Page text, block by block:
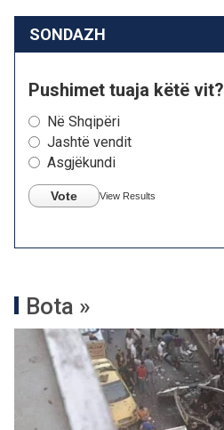
SONDAZH
Pushimet tuaja këtë vit?
Në Shqipëri
Jashtë vendit
Asgjëkundi
Vote View Results
Bota »